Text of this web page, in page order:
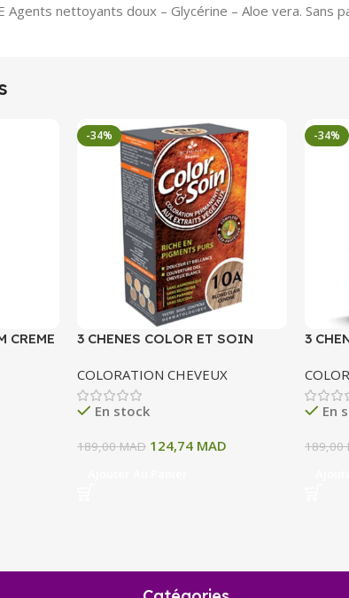
Agents nettoyants doux – Glycérine – Aloe vera. Sans
CREME
-34%
3 CHENES COLOR ET SOIN
A BLOND CLAIR CENDRE 135 ML
COLORATION CHEVEUX
En stock
189,00MAD 124,74 MAD
-34%
3
N
En
189,00